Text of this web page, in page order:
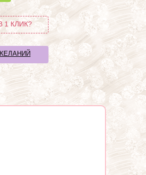
КЛИК?